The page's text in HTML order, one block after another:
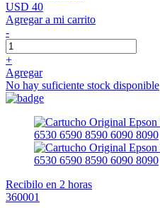
USD 40
Agregar a mi carrito
-
+
Agregar
No hay suficiente stock disponible
Recibilo en 2 horas
360001